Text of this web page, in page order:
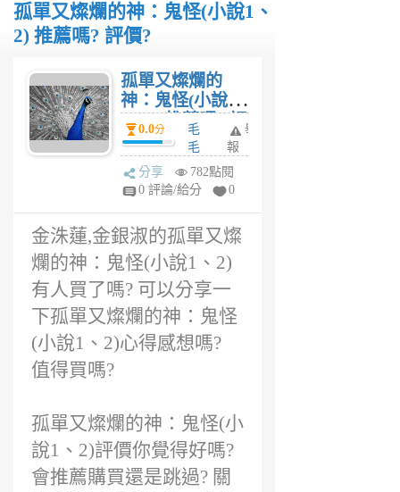
孤單又燦爛的神：鬼怪(小說1、
2) 推薦嗎? 評價?
孤單又燦爛的
神：鬼怪(小說
1、2) 推薦嗎? 評
價?
0.0分
毛
毛
6
年
舉
報
分享
782點閱
0 評論/給分
0
金洙蓮,金銀淑的孤單又燦
爛的神：鬼怪(小說1、2)
有人買了嗎? 可以分享一
下孤單又燦爛的神：鬼怪
(小說1、2)心得感想嗎?
值得買嗎?
孤單又燦爛的神：鬼怪(小
說1、2)評價你覺得好嗎?
會推薦購買還是跳過? 關